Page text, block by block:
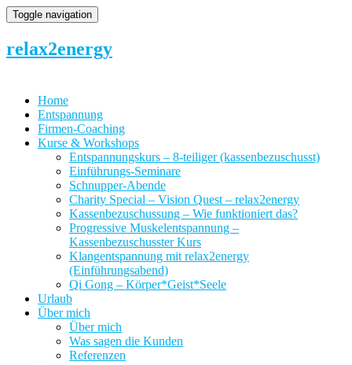
Toggle navigation
relax2energy
Home
Entspannung
Firmen-Coaching
Kurse & Workshops
Entspannungskurs – 8-teiliger (kassenbezuschusst)
Einführungs-Seminare
Schnupper-Abende
Charity Special – Vision Quest – relax2energy
Kassenbezuschussung – Wie funktioniert das?
Progressive Muskelentspannung –
Kassenbezuschusster Kurs
Klangentspannung mit relax2energy
(Einführungsabend)
Qi Gong – Körper*Geist*Seele
Urlaub
Über mich
Über mich
Was sagen die Kunden
Referenzen